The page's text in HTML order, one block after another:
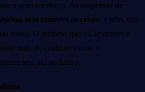
a pena o esforço. As empresas de
mas também as criam. Então, não
novas. O máximo que irá acontecer é
mas, de qualquer forma, o
será útil no futuro.